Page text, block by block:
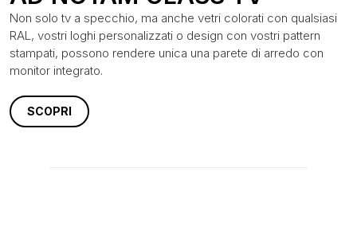
Non solo tv a specchio, ma anche vetri colorati con qualsiasi
RAL, vostri loghi personalizzati o design con vostri pattern
stampati, possono rendere unica una parete di arredo con
monitor integrato.
SCOPRI